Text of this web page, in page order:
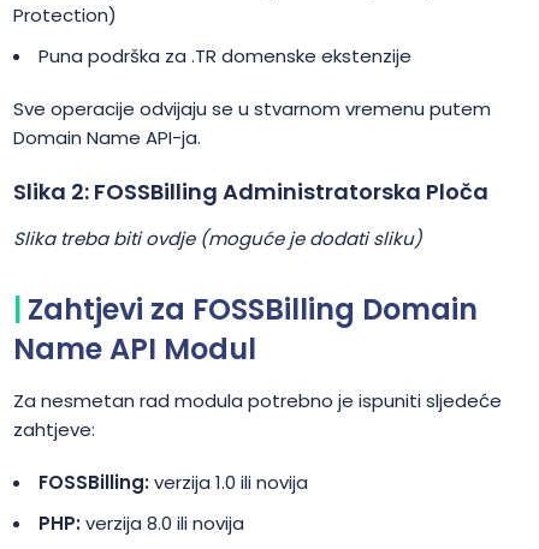
Protection)
Puna podrška za .TR domenske ekstenzije
Sve operacije odvijaju se u stvarnom vremenu putem
Domain Name API-ja.
Slika 2: FOSSBilling Administratorska Ploča
Slika treba biti ovdje (moguće je dodati sliku)
Zahtjevi za FOSSBilling Domain
Name API Modul
Za nesmetan rad modula potrebno je ispuniti sljedeće
zahtjeve:
FOSSBilling:verzija 1.0 ili novija
PHP:verzija 8.0 ili novija